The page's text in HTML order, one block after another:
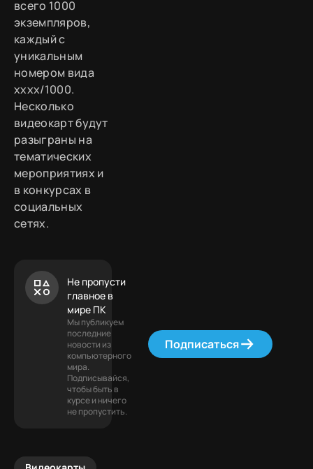
всего 1000
экземпляров,
каждый с
уникальным
номером вида
xxxx/1000.
Несколько
видеокарт будут
разыграны на
тематических
мероприятиях и
в конкурсах в
социальных
сетях.
Не пропусти
главное в
мире ПК
Мы публикуем
последние
новости из
компьютерного
мира.
Подписывайся,
чтобы быть в
курсе и ничего
не пропустить.
Подписаться